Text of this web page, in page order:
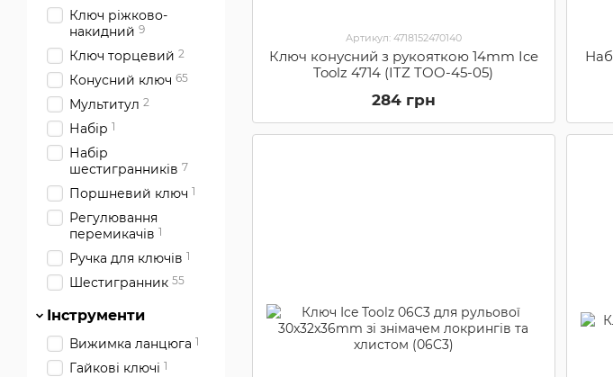
Артикул: 4718152470140
Ключ конусний з рукояткою 14mm Ice
Toolz 4714 (ITZ TOO-45-05)
284 грн
Ключ ріжково-
накидний 9
Ключ торцевий 2
Конусний ключ 65
Мультитул 2
Набір 1
Набір
шестигранників 7
Поршневий ключ 1
Регулювання
перемикачів 1
Ручка для ключів 1
Шестигранник 55
Інструменти
Вижимка ланцюга 1
Гайкові ключі 1